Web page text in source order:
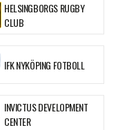
HELSINGBORGS RUGBY
CLUB
IFK NYKÖPING FOTBOLL
INVICTUS DEVELOPMENT
CENTER